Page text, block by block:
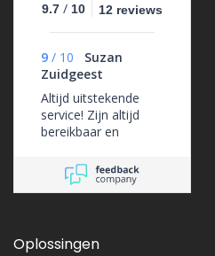
9.7 / 10 12 reviews
9 / 10
Suzan
Zuidgeest
Altijd uitstekende
service! Zijn altijd
bereikbaar en
erg goed.
Oplossingen